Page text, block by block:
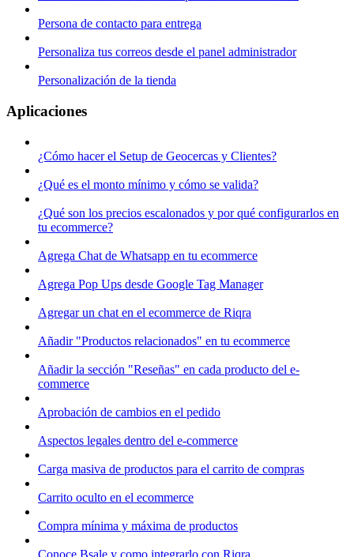
Persona de contacto para entrega
Personaliza tus correos desde el panel administrador
Personalización de la tienda
Aplicaciones
¿Cómo hacer el Setup de Geocercas y Clientes?
¿Qué es el monto mínimo y cómo se valida?
¿Qué son los precios escalonados y por qué configurarlos en
tu ecommerce?
Agrega Chat de Whatsapp en tu ecommerce
Agrega Pop Ups desde Google Tag Manager
Agregar un chat en el ecommerce de Riqra
Añadir "Productos relacionados" en tu ecommerce
Añadir la sección "Reseñas" en cada producto del e-
commerce
Aprobación de cambios en el pedido
Aspectos legales dentro del e-commerce
Carga masiva de productos para el carrito de compras
Carrito oculto en el ecommerce
Compra mínima y máxima de productos
Conoce Bsale y como integrarlo con Riqra